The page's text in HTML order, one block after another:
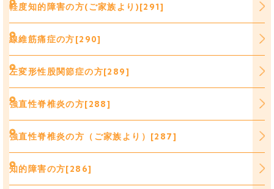
軽度知的障害の方(ご家族より)[291]
線維筋痛症の方[290]
左変形性股関節症の方[289]
強直性脊椎炎の方[288]
強直性脊椎炎の方（ご家族より）[287]
知的障害の方[286]